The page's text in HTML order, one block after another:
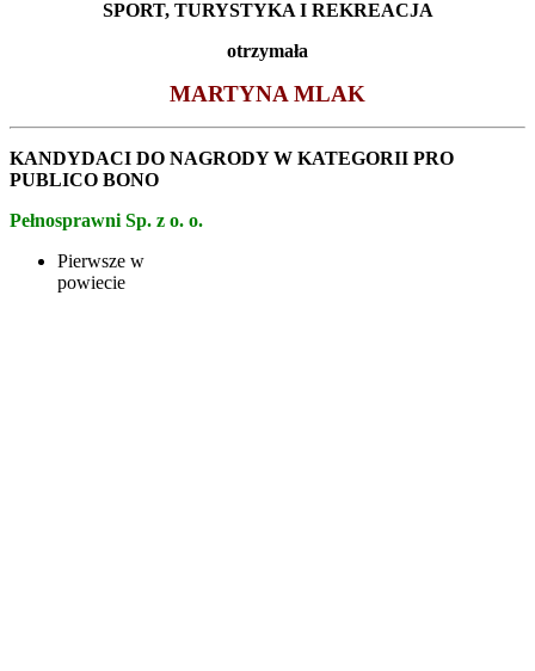
SPORT, TURYSTYKA I REKREACJA
otrzymała
MARTYNA MLAK
KANDYDACI DO NAGRODY W KATEGORII PRO
PUBLICO BONO
Pełnosprawni Sp. z o. o.
Pierwsze w
powiecie